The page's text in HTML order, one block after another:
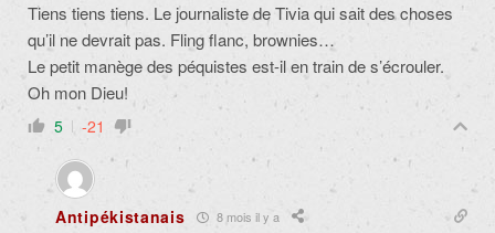
Tiens tiens tiens. Le journaliste de Tivia qui sait des choses
qu’il ne devrait pas. Fling flanc, brownies…
Le petit manège des péquistes est-il en train de s’écrouler.
Oh mon Dieu!
5 -21
Antipékistanais 8 mois il y a